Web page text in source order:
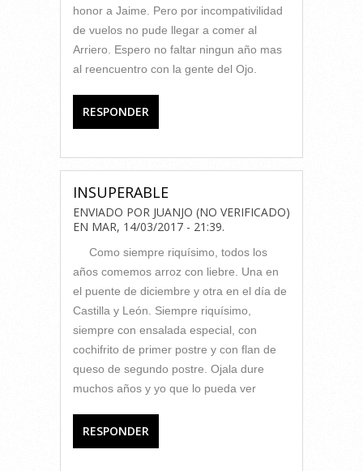
honor a Jaime. Pero por incompativilidad
de vuelos no pude llegar a comer al
Arriero. Espero no faltar ningun año mas
al reencuentro con la gente del Ojo.
RESPONDER
INSUPERABLE
ENVIADO POR JUANJO (NO VERIFICADO)
EN MAR, 14/03/2017 - 21:39.
Como siempre riquísimo, todos los
años comemos arroz con liebre. Una en
el puente de diciembre y otra en el día de
Castilla y León. Siempre riquísimo,
siempre con ensalada especial, con
cochifrito de primer postre y con flan de
queso de segundo postre. Ojala dure
muchos años y yo que lo pueda ver
RESPONDER